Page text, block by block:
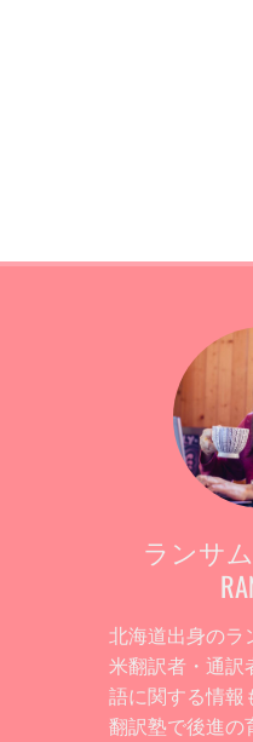
ランサ
北海道出身のラ
米翻訳者・通訳
語に関する情報
翻訳塾で後進の